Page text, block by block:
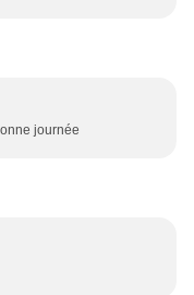
journée